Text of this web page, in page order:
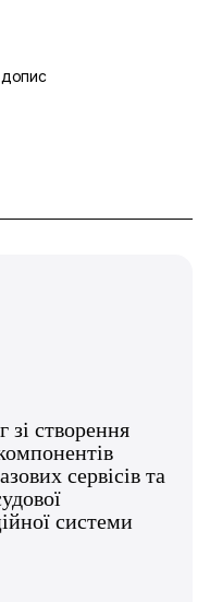
зі створення
сервісів та
системи